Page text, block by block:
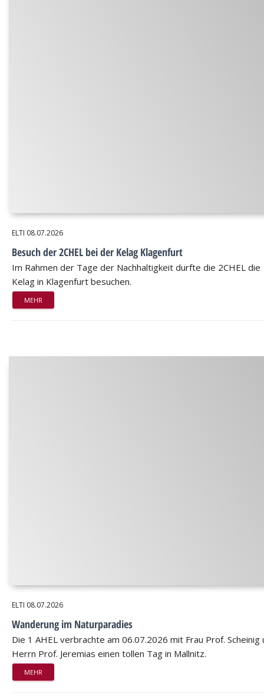
ELTI 08.07.2026
Besuch der 2CHEL bei der Kelag Klagenfurt
Im Rahmen der Tage der Nachhaltigkeit durfte die 2CHEL die
Kelag in Klagenfurt besuchen.
MEHR
ELTI 08.07.2026
Wanderung im Naturparadies
Die 1 AHEL verbrachte am 06.07.2026 mit Frau Prof. Scheinig
Herrn Prof. Jeremias einen tollen Tag in Mallnitz.
MEHR